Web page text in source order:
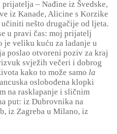
– Nađine iz Švedske,
iz Kanade, Alicine s Korzike
nešto drugačije od ljeta.
u pravi čas: moj prijatelj
veliku kuću za ladanje u
poslao otvoreni poziv za kraj
svježih večeri i dobrog
kako to može samo la
oslobođena klopki
na rasklapanje i sličnim
put: iz Dubrovnika na
iz Zagreba u Milano, iz